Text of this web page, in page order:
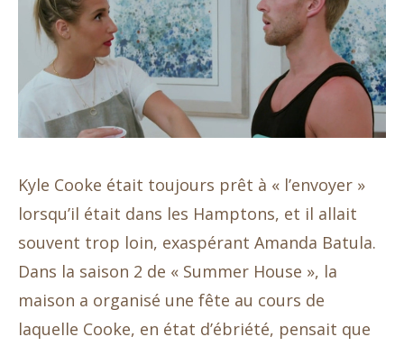
Kyle Cooke était toujours prêt à « l’envoyer »
lorsqu’il était dans les Hamptons, et il allait
souvent trop loin, exaspérant Amanda Batula.
Dans la saison 2 de « Summer House », la
maison a organisé une fête au cours de
laquelle Cooke, en état d’ébriété, pensait que